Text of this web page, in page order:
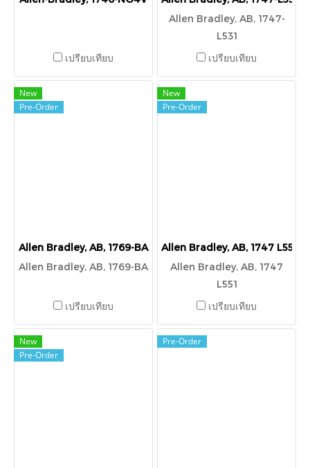
เปรียบเทียบ
Allen Bradley, AB, 1747-
L531
เปรียบเทียบ
New
Pre-Order
Allen Bradley, AB, 1769-BA
Allen Bradley, AB, 1769-BA
เปรียบเทียบ
New
Pre-Order
Allen Bradley, AB, 1747 L551
Allen Bradley, AB, 1747
L551
เปรียบเทียบ
New
Pre-Order
Pre-Order